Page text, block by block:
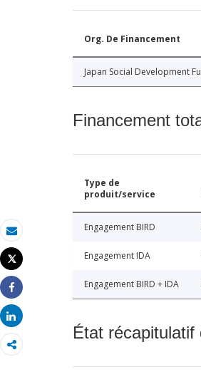
Email
Imprimer
Tweet
Share
Share
Org. De Financement
Japan Social Development
Financement
Type de
produit/service
Engagement BIRD
Engagement IDA
Engagement BIRD + IDA
État